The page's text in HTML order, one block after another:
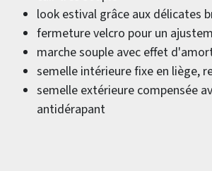
look estival grâce aux délicates
fermeture velcro pour un
marche souple avec effet
semelle intérieure fixe en liège,
semelle extérieure compensée
antidérapant